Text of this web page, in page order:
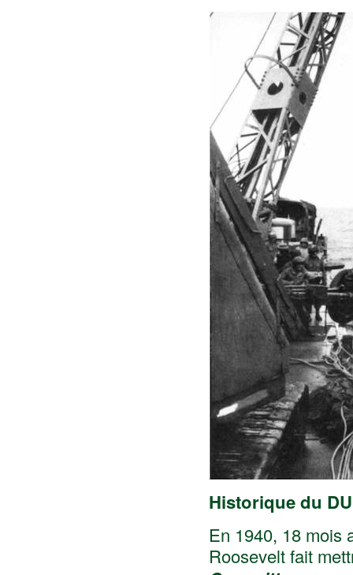
Historique du
En 1940, 18 mois
Roosevelt fait